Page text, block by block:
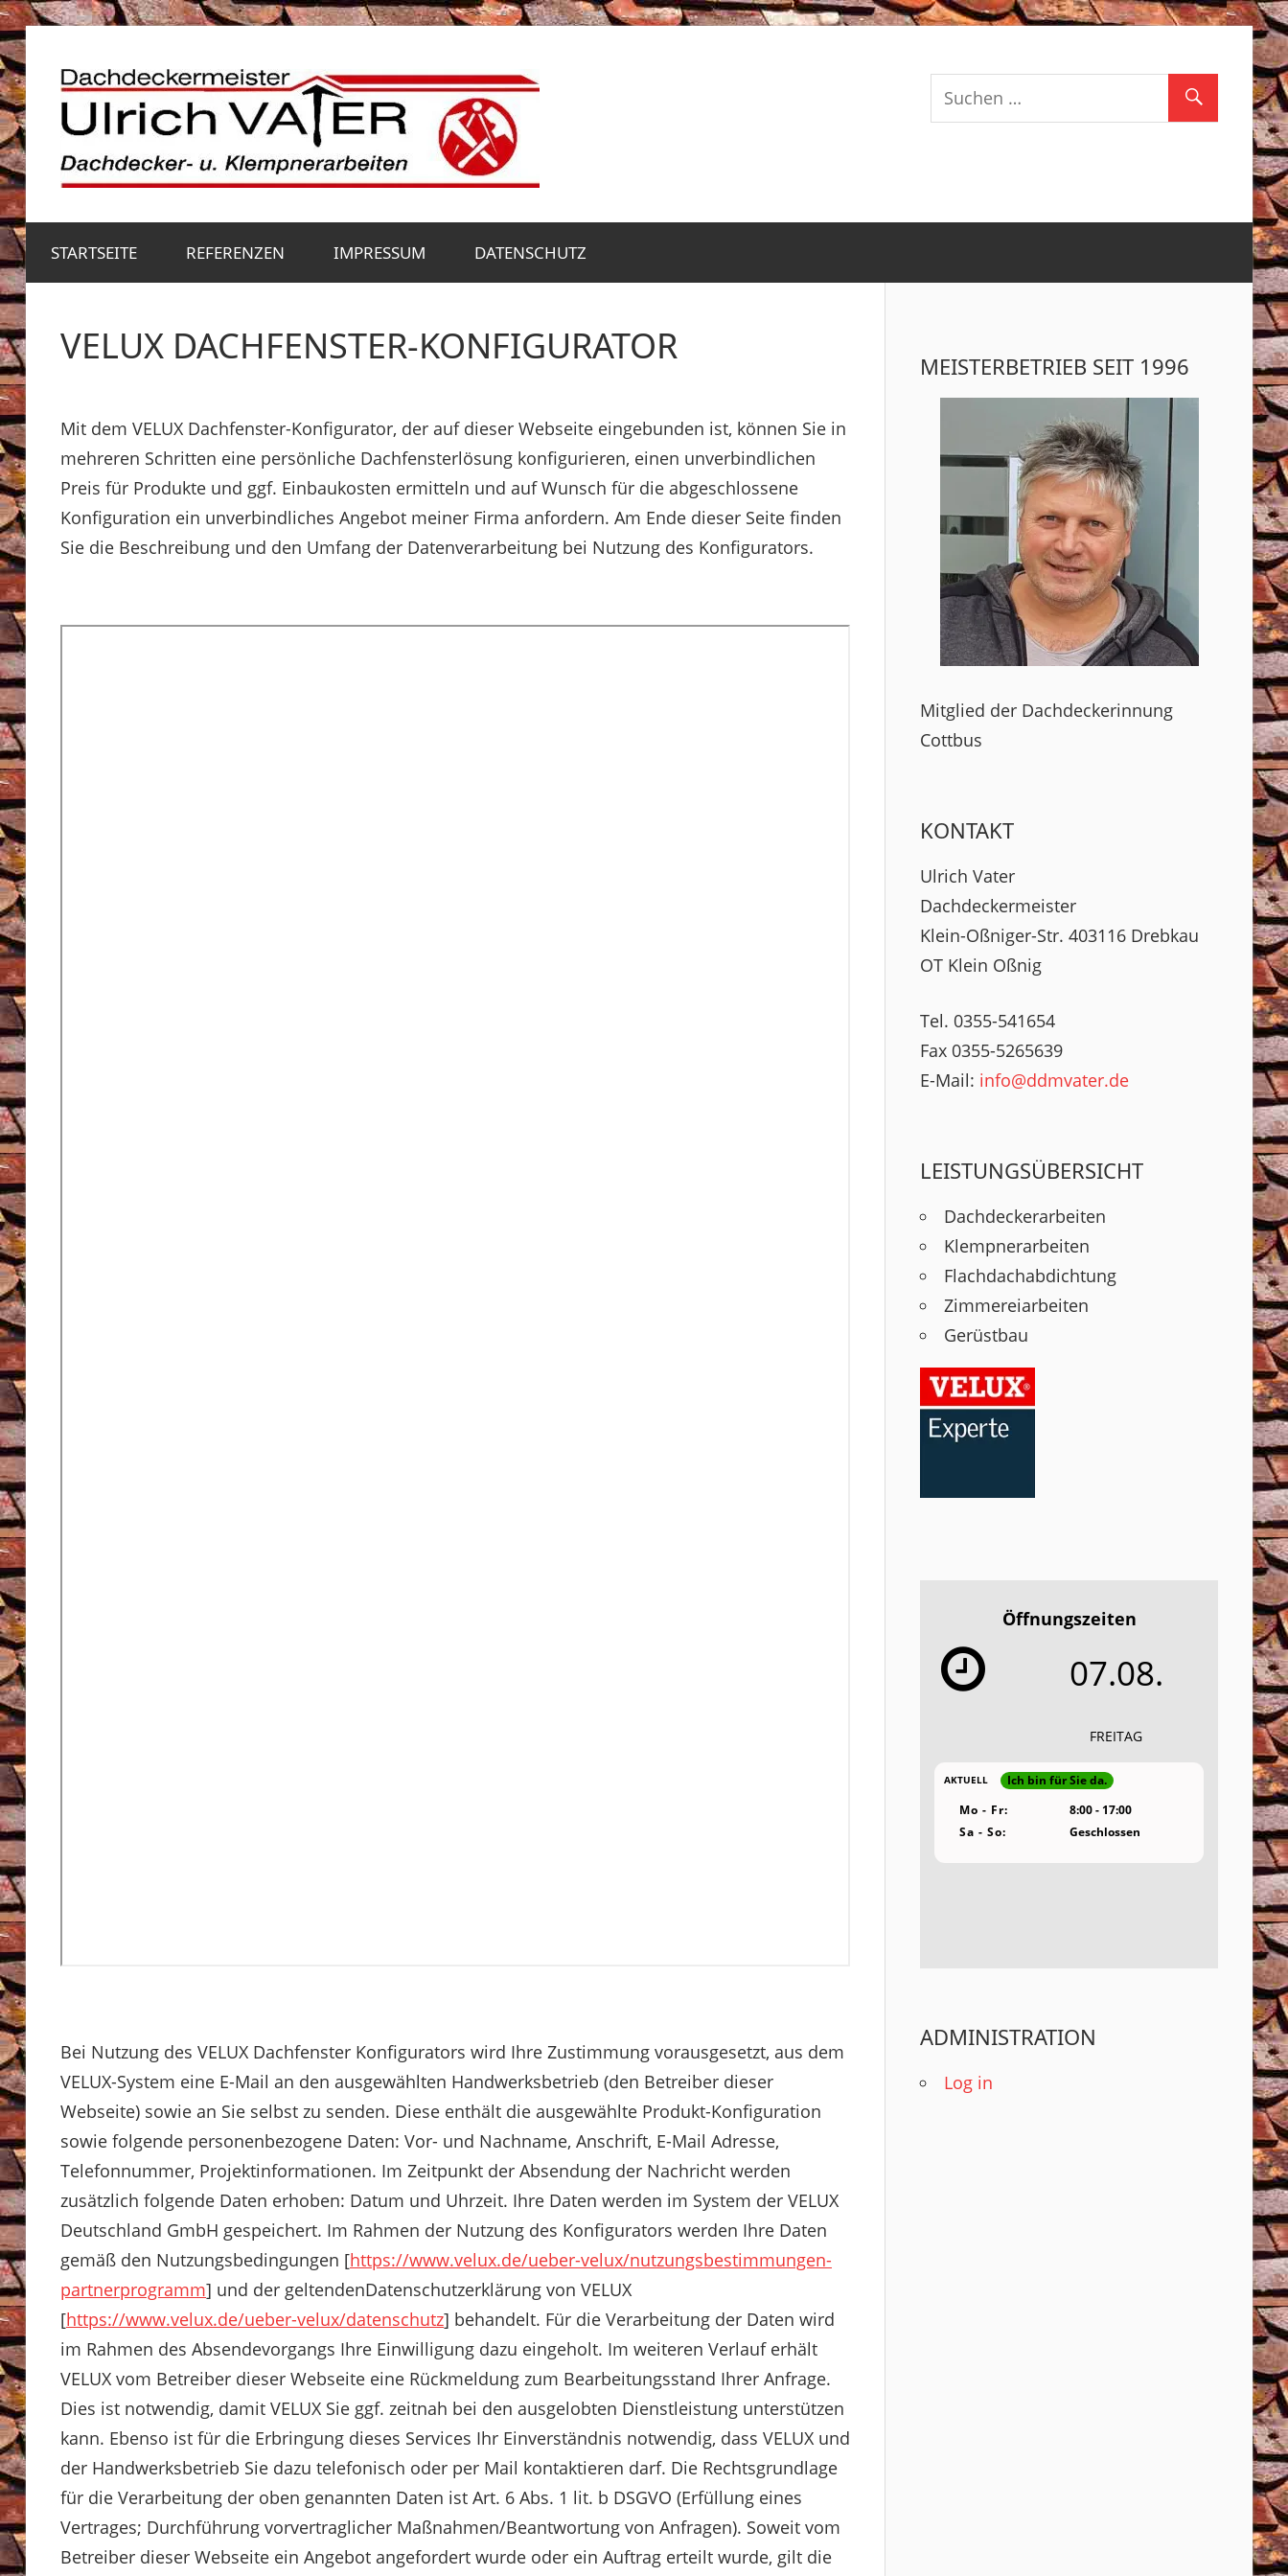
Zum
Inhalt
springen
DACHDECKERMEISTER
VATER
und
Klempnerarbeiten
STARTSEITE REFERENZEN IMPRESSUM DATENSCHUTZ
VELUX DACHFENSTER-KONFIGURATOR
Mit dem VELUX Dachfenster-Konfigurator, der auf dieser Webseite eingebunden ist, können Sie in
mehreren Schritten eine persönliche Dachfensterlösung konfigurieren, einen unverbindlichen
Preis für Produkte und ggf. Einbaukosten ermitteln und auf Wunsch für die abgeschlossene
Konfiguration ein unverbindliches Angebot meiner Firma anfordern. Am Ende dieser Seite finden
Sie die Beschreibung und den Umfang der Datenverarbeitung bei Nutzung des Konfigurators.
Bei Nutzung des VELUX Dachfenster Konfigurators wird Ihre Zustimmung vorausgesetzt, aus dem
VELUX-System eine E-Mail an den ausgewählten Handwerksbetrieb (den Betreiber dieser
Webseite) sowie an Sie selbst zu senden. Diese enthält die ausgewählte Produkt-Konfiguration
sowie folgende personenbezogene Daten: Vor- und Nachname, Anschrift, E-Mail Adresse,
Telefonnummer, Projektinformationen. Im Zeitpunkt der Absendung der Nachricht werden
zusätzlich folgende Daten erhoben: Datum und Uhrzeit. Ihre Daten werden im System der VELUX
Deutschland GmbH gespeichert. Im Rahmen der Nutzung des Konfigurators werden Ihre Daten
gemäß den Nutzungsbedingungen [https://www.velux.de/ueber-velux/nutzungsbestimmungen-
partnerprogramm] und der geltendenDatenschutzerklärung von VELUX
[https://www.velux.de/ueber-velux/datenschutz] behandelt. Für die Verarbeitung der Daten wird
im Rahmen des Absendevorgangs Ihre Einwilligung dazu eingeholt. Im weiteren Verlauf erhält
VELUX vom Betreiber dieser Webseite eine Rückmeldung zum Bearbeitungsstand Ihrer Anfrage.
Dies ist notwendig, damit VELUX Sie ggf. zeitnah bei den ausgelobten Dienstleistung unterstützen
kann. Ebenso ist für die Erbringung dieses Services Ihr Einverständnis notwendig, dass VELUX und
der Handwerksbetrieb Sie dazu telefonisch oder per Mail kontaktieren darf. Die Rechtsgrundlage
für die Verarbeitung der oben genannten Daten ist Art. 6 Abs. 1 lit. b DSGVO (Erfüllung eines
Vertrages; Durchführung vorvertraglicher Maßnahmen/Beantwortung von Anfragen). Soweit vom
Betreiber dieser Webseite ein Angebot angefordert wurde oder ein Auftrag erteilt wurde, gilt die
MEISTERBETRIEB SEIT 1996
Mitglied der Dachdeckerinnung
Cottbus
KONTAKT
Ulrich Vater
Dachdeckermeister
Klein-Oßniger-Str. 403116 Drebkau
OT Klein Oßnig
Tel. 0355-541654
Fax 0355-5265639
E-Mail: info@ddmvater.de
LEISTUNGSÜBERSICHT
Dachdeckerarbeiten
Klempnerarbeiten
Flachdachabdichtung
Zimmereiarbeiten
Gerüstbau
Öffnungszeiten
07.08.
FREITAG
AKTUELL
Ich bin für Sie da.
Mo - Fr:
8:00 - 17:00
Sa - So:
Geschlossen
ADMINISTRATION
Log in